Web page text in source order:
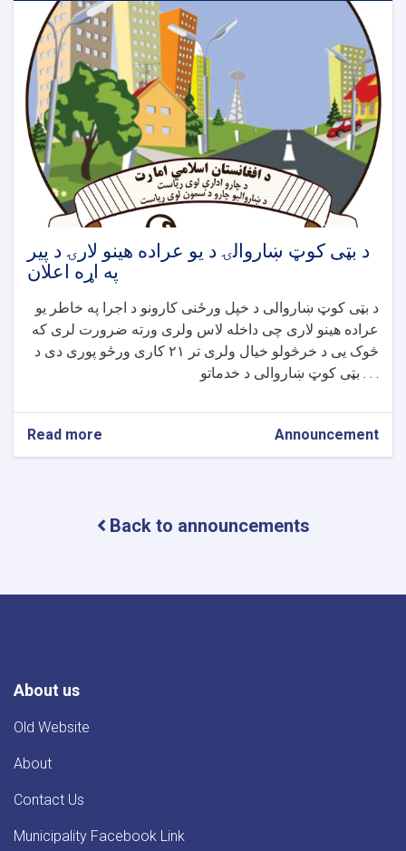
شهید
محمد
نعیم
مارکیټ
څخه
تر
مخابراتو
چوک
کاسه
برج
پوری
سیخداره
کانکریټی
ویالو
جوړولو
پروژی
اعلان
د بټی کوټ ښاروالۍ د یو عراده هینو لارۍ د پیر
په اړه اعلان
د بټی کوټ ښاروالی د خپل ورځنی کارونو د اجرا په خاطر یو
عراده هینو لاری چی داخله لاس ولری ورته ضرورت لری که
څوک یی د خرڅولو خیال ولری تر ۲۱ کاری ورځو پوری دی د
بټی کوټ ښاروالی د خدماتو . . .
Read more
د
د
لارۍ
Announcement
Back to announcements
About us
Old Website
About
Contact Us
Municipality Facebook Link